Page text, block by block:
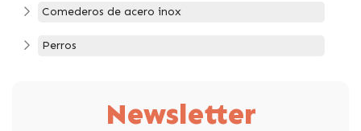
Comederos de acero inox
Perros
Newsletter